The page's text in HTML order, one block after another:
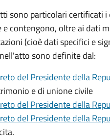
sono particolari certificati
e contengono, oltre ai dati
(cioè dati specifici e
sono definite dal:
del Presidente della
e di unione civile
del Presidente della
del Presidente della